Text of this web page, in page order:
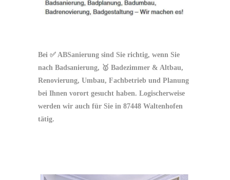
Bei ✅ ABSanierung sind Sie richtig, wenn Sie
nach Badsanierung, 🥇 Badezimmer & Altbau,
Renovierung, Umbau, Fachbetrieb und Planung
bei Ihnen vorort gesucht haben. Logischerweise
werden wir auch für Sie in 87448 Waltenhofen
tätig.